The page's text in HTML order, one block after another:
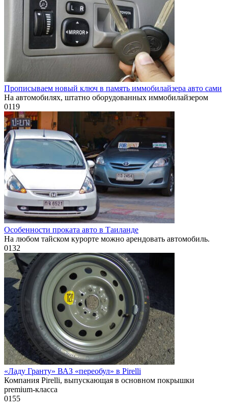
Прописываем новый ключ в память иммобилайзера авто сами
На автомобилях, штатно оборудованных иммобилайзером
0119
Особенности проката авто в Таиланде
На любом тайском курорте можно арендовать автомобиль.
0132
«Ладу Гранту» ВАЗ «переобул» в Pirelli
Компания Pirelli, выпускающая в основном покрышки
premium-класса
0155